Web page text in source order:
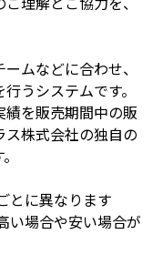
ムなどに合わせ、
うシステムです。
を販売期間中の販
株式会社の独自の
とに異なります
い場合や安い場合が